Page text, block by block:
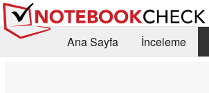
Ana Sayfa İnceleme